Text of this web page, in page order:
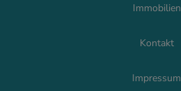
Immobilien
Kontakt
Impressum